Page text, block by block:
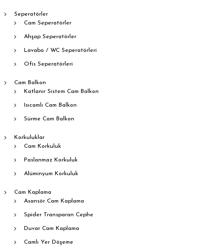
Seperatörler
Cam Seperatörler
Ahşap Seperatörler
Lavabo / WC Seperatörleri
Ofis Seperatörleri
Cam Balkon
Katlanır Sistem Cam Balkon
Isıcamlı Cam Balkon
Sürme Cam Balkon
Korkuluklar
Cam Korkuluk
Paslanmaz Korkuluk
Alüminyum Korkuluk
Cam Kaplama
Asansör Cam Kaplama
Spider Transparan Cephe
Duvar Cam Kaplama
Camlı Yer Döşeme